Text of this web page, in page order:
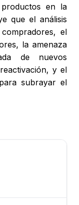
en la
que el análisis
el
la amenaza
de nuevos
y el
subrayar el